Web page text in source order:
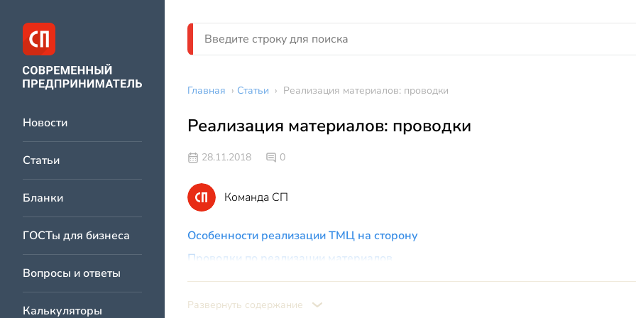
Новости
Статьи
Бланки
ГОСТы для бизнеса
Вопросы и ответы
Калькуляторы
Главная › Статьи › Реализация материалов: проводки
Реализация материалов: проводки
28.11.2018 0
Команда СП
Особенности реализации ТМЦ на сторону
Проводки по реализации материалов
Пример 1. Продажа ТМЦ без предоплаты на условиях самовывоза
Пример 2. Реализация материалов (проводки) на условиях предоплаты:
Развернуть содержание